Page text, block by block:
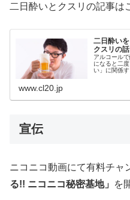
二日酔いとクスリの記事は
二日酔い
クスリの話
アルコール
になると二
い」に関係
www.cl20.jp
宣伝
ニコニコ動画にて有料チャ
る!! ニコニコ秘密基地」
を